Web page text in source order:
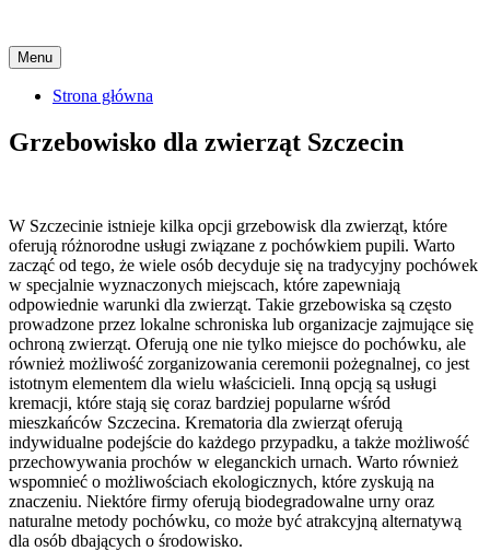
Menu Skip
to
content
Strona główna
Grzebowisko dla zwierząt Szczecin
W Szczecinie istnieje kilka opcji grzebowisk dla zwierząt, które
oferują różnorodne usługi związane z pochówkiem pupili. Warto
zacząć od tego, że wiele osób decyduje się na tradycyjny pochówek
w specjalnie wyznaczonych miejscach, które zapewniają
odpowiednie warunki dla zwierząt. Takie grzebowiska są często
prowadzone przez lokalne schroniska lub organizacje zajmujące się
ochroną zwierząt. Oferują one nie tylko miejsce do pochówku, ale
również możliwość zorganizowania ceremonii pożegnalnej, co jest
istotnym elementem dla wielu właścicieli. Inną opcją są usługi
kremacji, które stają się coraz bardziej popularne wśród
mieszkańców Szczecina. Krematoria dla zwierząt oferują
indywidualne podejście do każdego przypadku, a także możliwość
przechowywania prochów w eleganckich urnach. Warto również
wspomnieć o możliwościach ekologicznych, które zyskują na
znaczeniu. Niektóre firmy oferują biodegradowalne urny oraz
naturalne metody pochówku, co może być atrakcyjną alternatywą
dla osób dbających o środowisko.